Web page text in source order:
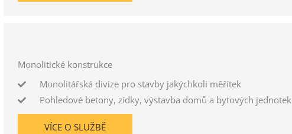
Monolitické konstrukce
Monolitářská divize pro stavby jakýchkoli měřítek
Pohledové betony, zídky, výstavba domů a bytových jednotek
VÍCE O SLUŽBĚ